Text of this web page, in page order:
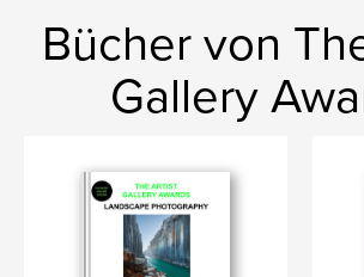
Bücher von
Gallery